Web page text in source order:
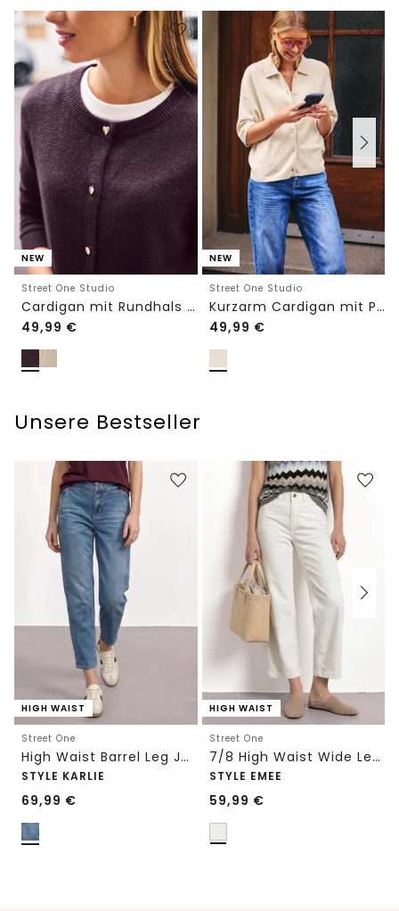
NEW
Street One Studio
Cardigan mit Rundhals und Knöpfen
49,99 €
NEW
Street One Studio
Kurzarm Cardigan mit Polokragen
49,99 €
Unsere Bestseller
HIGH WAIST
Street One
High Waist Barrel Leg Jeans im Loose Fit
STYLE KARLIE
69,99 €
HIGH WAIST
Street One
7/8 High Waist Wide Leg Jeans im Loose Fit
STYLE EMEE
59,99 €